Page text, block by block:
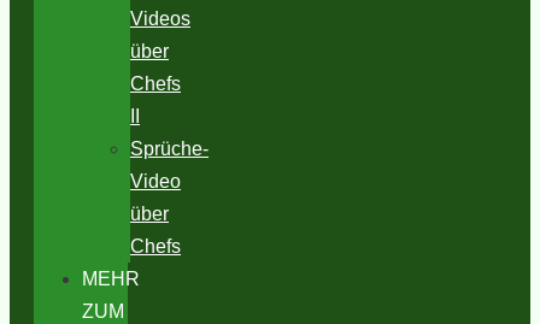
Videos
über
Chefs
Sprüche-
Video
über
Chefs
MEHR
ZUM